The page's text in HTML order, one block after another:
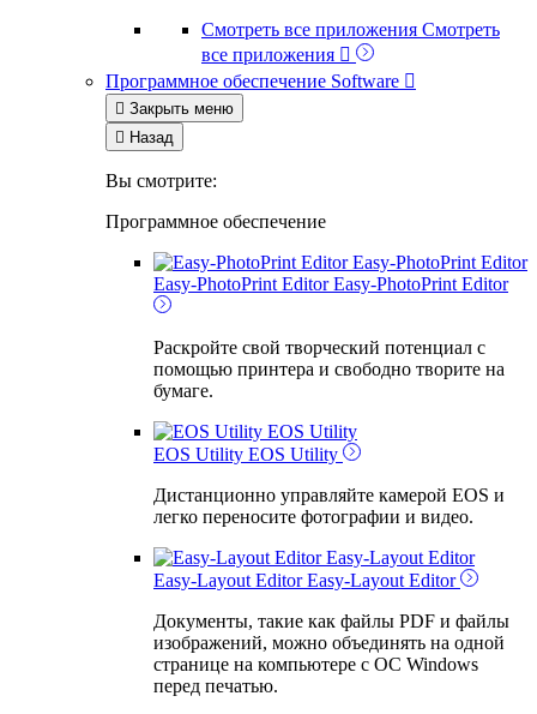
Смотреть все приложения Смотреть
все приложения 
Программное обеспечение Software 
 Закрыть меню
 Назад
Вы смотрите:
Программное обеспечение
Easy-PhotoPrint Editor
Easy-PhotoPrint EditorEasy-PhotoPrint Editor
Раскройте свой творческий потенциал с
помощью принтера и свободно творите на
бумаге.
EOS Utility
EOS Utility EOS Utility
Дистанционно управляйте камерой EOS и
легко переносите фотографии и видео.
Easy-Layout Editor
Easy-Layout EditorEasy-Layout Editor
Документы, такие как файлы PDF и файлы
изображений, можно объединять на одной
странице на компьютере с ОС Windows
перед печатью.